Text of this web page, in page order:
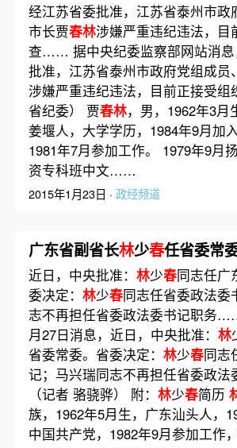
经江苏省委批准，江苏省泰州市政
市长贾春林涉嫌严重违纪违法，目
查…… 据中央纪委监察部网站消息
批准，江苏省泰州市政府党组成员
涉嫌严重违纪违法，目前正接受组
省纪委） 贾春林，男，1962年3月
姜堰人，大学学历，1984年9月加
1981年7月参加工作。 1979年9月
资专科班中文……
2015年1月23日 · 政经频道
广东省副省长林少春任省委常
近日，中央批准： 林少春同志任广
委决定： 林少春同志任省委政法委
志不再担任省委政法委书记职务
月27日消息，近日，中央批准： 林
省委常委。省委决定： 林少春同志
记；马兴瑞同志不再担任省委政法
（记者 骆骁骅） 附： 林少春简历
族，1962年5月生，广东汕头人，
中国共产党，1982年9月参加工